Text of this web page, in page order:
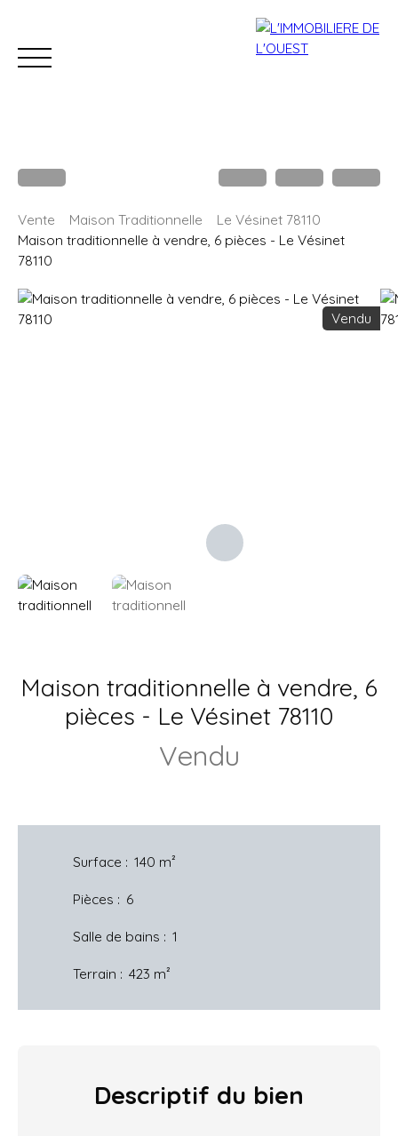
Estimation
Vente Maison Traditionnelle
Le Vésinet 78110
Maison traditionnelle à vendre, 6 pièces - Le Vésinet
78110
Vendu
Maison traditionnelle à vendre, 6
pièces - Le Vésinet 78110
Vendu
Surface : 140 m²
Pièces : 6
Salle de bains : 1
Terrain : 423 m²
Descriptif du bien